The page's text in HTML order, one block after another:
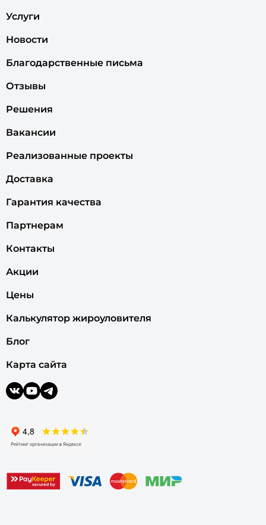
Услуги
Новости
Благодарственные письма
Отзывы
Решения
Вакансии
Реализованные проекты
Доставка
Гарантия качества
Партнерам
Контакты
Акции
Цены
Калькулятор жироуловителя
Блог
Карта сайта